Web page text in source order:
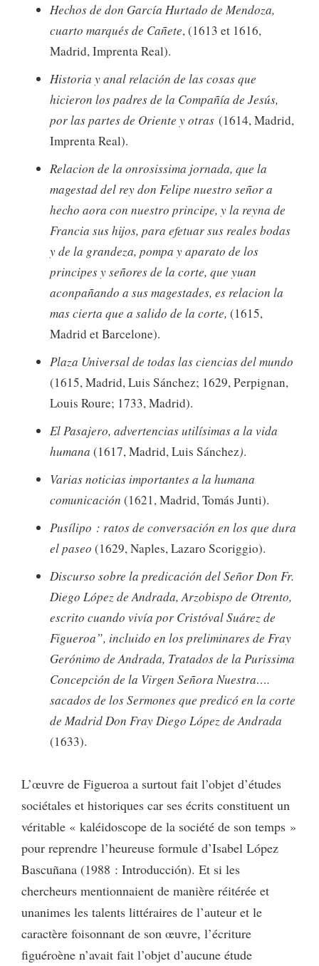
Hechos de don García Hurtado de Mendoza,
cuarto marqués de Cañete, (1613 et 1616,
Madrid, Imprenta Real).
Historia y anal relación de las cosas que
hicieron los padres de la Compañía de Jesús,
por las partes de Oriente y otras (1614, Madrid,
Imprenta Real).
Relacion de la onrosissima jornada, que la
magestad del rey don Felipe nuestro señor a
hecho aora con nuestro principe, y la reyna de
Francia sus hijos, para efetuar sus reales bodas
y de la grandeza, pompa y aparato de los
principes y señores de la corte, que yuan
aconpañando a sus magestades, es relacion la
mas cierta que a salido de la corte, (1615,
Madrid et Barcelone).
Plaza Universal de todas las ciencias del mundo
(1615, Madrid, Luis Sánchez; 1629, Perpignan,
Louis Roure; 1733, Madrid).
El Pasajero, advertencias utilísimas a la vida
humana (1617, Madrid, Luis Sánchez).
Varias noticias importantes a la humana
comunicación (1621, Madrid, Tomás Junti).
Pusílipo : ratos de conversación en los que dura
el paseo (1629, Naples, Lazaro Scoriggio).
Discurso sobre la predicación del Señor Don Fr.
Diego López de Andrada, Arzobispo de Otrento,
escrito cuando vivía por Cristóval Suárez de
Figueroa”, incluido en los preliminares de Fray
Gerónimo de Andrada, Tratados de la Purissima
Concepción de la Virgen Señora Nuestra….
sacados de los Sermones que predicó en la corte
de Madrid Don Fray Diego López de Andrada
(1633).
L’œuvre de Figueroa a surtout fait l’objet d’études
sociétales et historiques car ses écrits constituent un
véritable « kaléidoscope de la société de son temps »
pour reprendre l’heureuse formule d’Isabel López
Bascuñana (1988 : Introducción). Et si les
chercheurs mentionnaient de manière réitérée et
unanimes les talents littéraires de l’auteur et le
caractère foisonnant de son œuvre, l’écriture
figuéroène n’avait fait l’objet d’aucune étude